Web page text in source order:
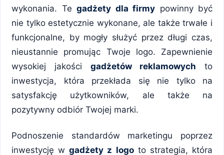
wykonania. Te gadżety dla firmy powinny być
nie tylko estetycznie wykonane, ale także trwałe i
funkcjonalne, by mogły służyć przez długi czas,
nieustannie promując Twoje logo. Zapewnienie
wysokiej jakości gadżetów reklamowych to
inwestycja, która przekłada się nie tylko na
satysfakcję użytkowników, ale także na
pozytywny odbiór Twojej marki.
Podnoszenie standardów marketingu poprzez
inwestycję wgadżety z logoto strategia, która